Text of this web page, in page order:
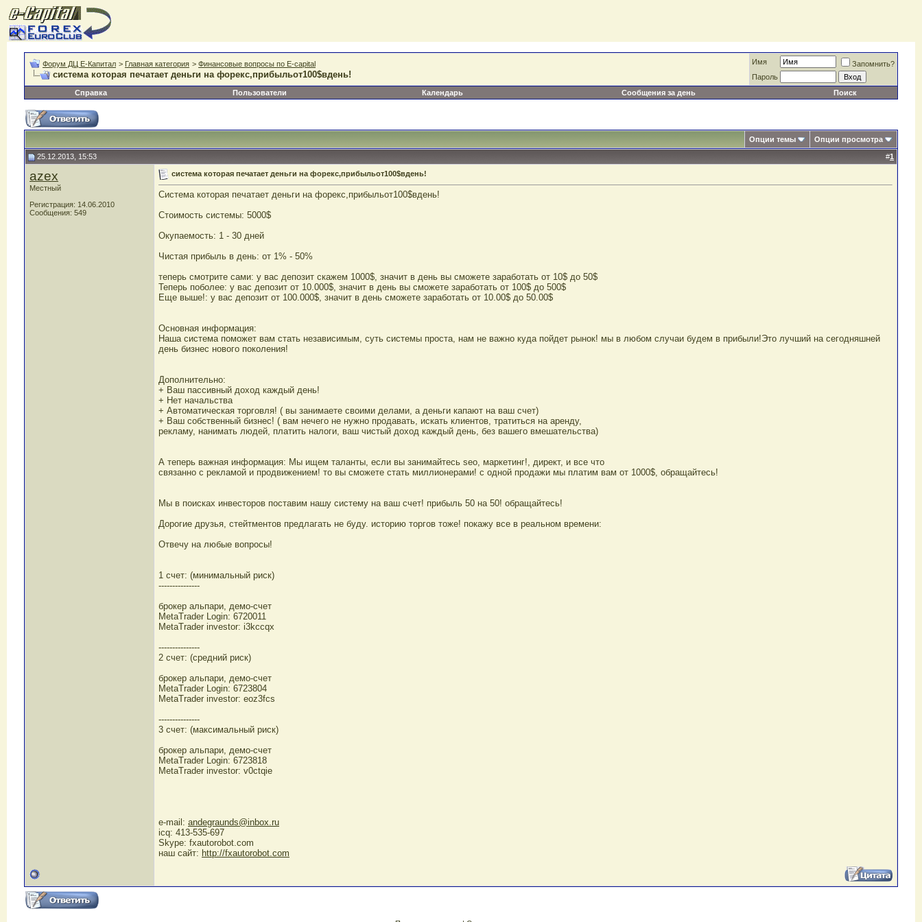
Форум ДЦ Е-Капитал > Главная категория > Финансовые вопросы по E-capital
система которая печатает деньги на форекс,прибыльот100$вдень!
Имя
Запомнить?
Пароль
Справка
Пользователи Календарь Сообщения за день Поиск
Опции темы Опции просмотра
25.12.2013, 15:53 #1
azex
Местный
Регистрация: 14.06.2010
Сообщения: 549
система которая печатает деньги на форекс,прибыльот100$вдень!
Система которая печатает деньги на форекс,прибыльот100$вдень!
Стоимость системы: 5000$
Окупаемость: 1 - 30 дней
Чистая прибыль в день: от 1% - 50%
теперь смотрите сами: у вас депозит скажем 1000$, значит в день вы сможете заработать от 10$ до 50$
Теперь поболее: у вас депозит от 10.000$, значит в день вы сможете заработать от 100$ до 500$
Еще выше!: у вас депозит от 100.000$, значит в день сможете заработать от 10.00$ до 50.00$
Основная информация:
Наша система поможет вам стать независимым, суть системы проста, нам не важно куда пойдет рынок! мы в любом случаи будем в прибыли!Это лучший на сегодняшней
день бизнес нового поколения!
Дополнительно:
+ Ваш пассивный доход каждый день!
+ Нет начальства
+ Автоматическая торговля! ( вы занимаете своими делами, а деньги капают на ваш счет)
+ Ваш собственный бизнес! ( вам нечего не нужно продавать, искать клиентов, тратиться на аренду,
рекламу, нанимать людей, платить налоги, ваш чистый доход каждый день, без вашего вмешательства)
А теперь важная информация: Мы ищем таланты, если вы занимайтесь seo, маркетинг!, директ, и все что
связанно с рекламой и продвижением! то вы сможете стать миллионерами! с одной продажи мы платим вам от 1000$, обращайтесь!
Мы в поисках инвесторов поставим нашу систему на ваш счет! прибыль 50 на 50! обращайтесь!
Дорогие друзья, стейтментов предлагать не буду. историю торгов тоже! покажу все в реальном времени:
Отвечу на любые вопросы!
1 счет: (минимальный риск)
---------------
брокер альпари, демо-счет
MetaTrader Login: 6720011
MetaTrader investor: i3kccqx
---------------
2 счет: (средний риск)
брокер альпари, демо-счет
MetaTrader Login: 6723804
MetaTrader investor: eoz3fcs
---------------
3 счет: (максимальный риск)
брокер альпари, демо-счет
MetaTrader Login: 6723818
MetaTrader investor: v0ctqie
e-mail: andegraunds@inbox.ru
icq: 413-535-697
Skype: fxautorobot.com
наш сайт: http://fxautorobot.com